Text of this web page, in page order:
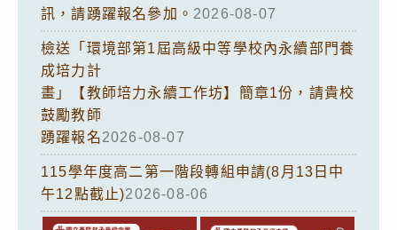
訊，請踴躍報名參加。 2026-08-07
檢送「環境部第1屆高級中等學校內永續部門養
成培力計
畫」【教師培力永續工作坊】簡章1份，請貴校
鼓勵教師
踴躍報名2026-08-07
115學年度高二第一階段轉組申請(8月13日中
午12點截止)2026-08-06